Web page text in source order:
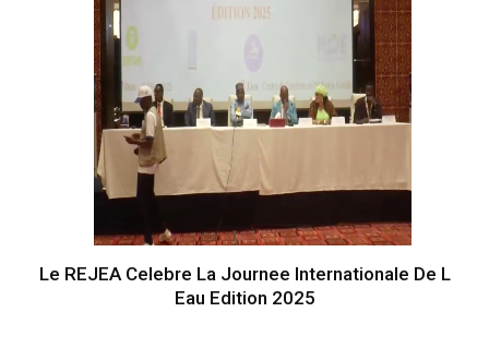
Le REJEA Celebre La Journee Internationale De L
Eau Edition 2025